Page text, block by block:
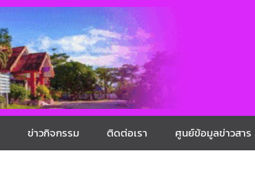
ข่าวกิจกรรม ติดต่อเรา ศูนย์ข้อมูลข่าวสาร